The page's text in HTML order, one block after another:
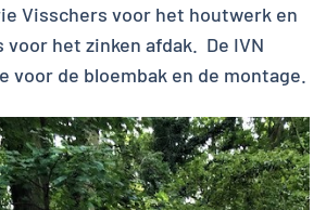
Visschers voor het houtwerk en
voor het zinken afdak. De IVN
voor de bloembak en de montage.